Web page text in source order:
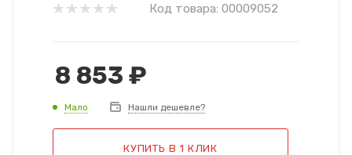
Код товара: 00009052
8 853 ₽
Мало Нашли дешевле?
КУПИТЬ В 1 КЛИК